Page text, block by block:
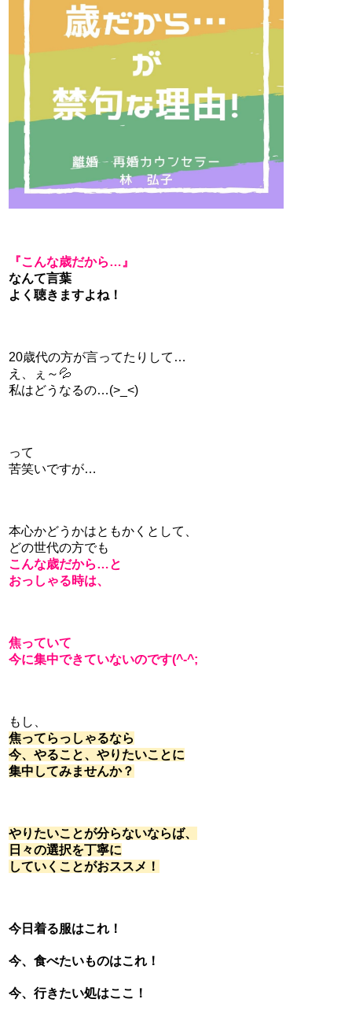
『こんな歳だから…』
なんて言葉
よく聴きますよね！
20歳代の方が言ってたりして…
え、ぇ～💦
私はどうなるの…(>_<)
って
苦笑いですが…
本心かどうかはともかくとして、
どの世代の方でも
こんな歳だから…と
おっしゃる時は、
焦っていて
今に集中できていないのです(^-^;
もし、
焦ってらっしゃるなら
今、やること、やりたいことに
集中してみませんか？
やりたいことが分らないならば、
日々の選択を丁寧に
していくことがおススメ！
今日着る服はこれ！
今、食べたいものはこれ！
今、行きたい処はここ！